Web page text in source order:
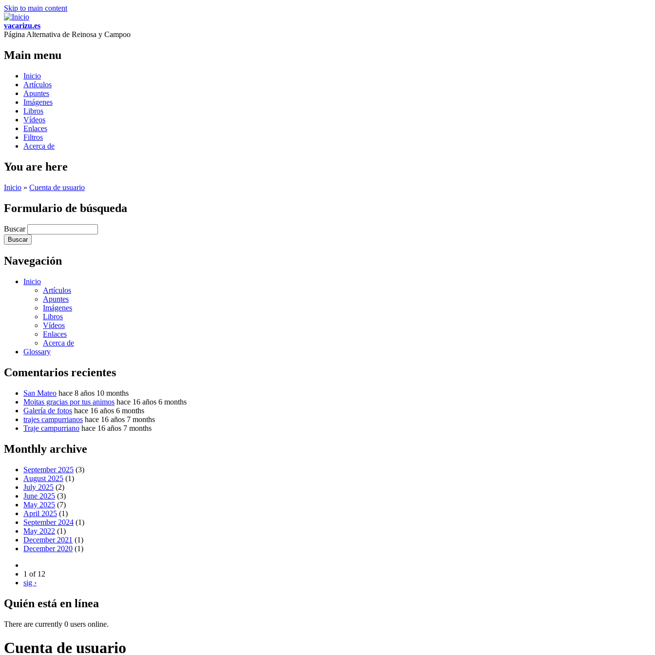
Skip to main content
vacarizu.es
Página Alternativa de Reinosa y Campoo
Main menu
Inicio
Artículos
Apuntes
Imágenes
Libros
Vídeos
Enlaces
Filtros
Acerca de
You are here
Inicio » Cuenta de usuario
Formulario de búsqueda
Buscar
Navegación
Inicio
Artículos
Apuntes
Imágenes
Libros
Vídeos
Enlaces
Acerca de
Glossary
Comentarios recientes
San Mateo hace 8 años 10 months
Moitas gracias por tus animos hace 16 años 6 months
Galería de fotos hace 16 años 6 months
trajes campurrianos hace 16 años 7 months
Traje campurriano hace 16 años 7 months
Monthly archive
September 2025 (3)
August 2025 (1)
July 2025 (2)
June 2025 (3)
May 2025 (7)
April 2025 (1)
September 2024 (1)
May 2022 (1)
December 2021 (1)
December 2020 (1)
1 of 12
sig ›
Quién está en línea
There are currently 0 users online.
Cuenta de usuario